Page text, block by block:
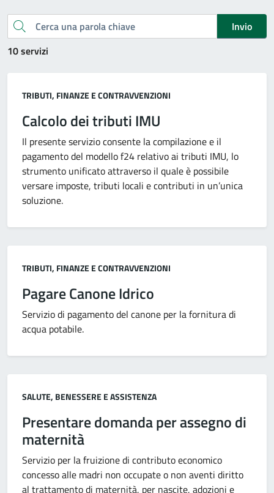
Cerca una parola chiave
Invio
10 servizi
Categoria:
TRIBUTI, FINANZE E CONTRAVVENZIONI
Calcolo dei tributi IMU
Il presente servizio consente la compilazione e il
pagamento del modello f24 relativo ai tributi IMU, lo
strumento unificato attraverso il quale è possibile
versare imposte, tributi locali e contributi in un’unica
soluzione.
Categoria:
TRIBUTI, FINANZE E CONTRAVVENZIONI
Pagare Canone Idrico
Servizio di pagamento del canone per la fornitura di
acqua potabile.
Categoria:
SALUTE, BENESSERE E ASSISTENZA
Presentare domanda per assegno di
maternità
Servizio per la fruizione di contributo economico
concesso alle madri non occupate o non aventi diritto
al trattamento di maternità, per nascite, adozioni e